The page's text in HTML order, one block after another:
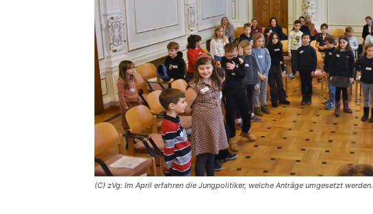
(C) zVg: Im April erfahren die Jungpolitiker, welche Anträge umgesetzt werden.